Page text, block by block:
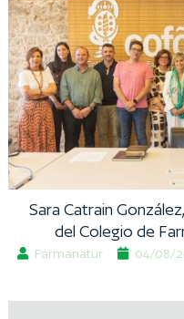
Sara Catrain
del Colegio de
Farmanatur 04/08/